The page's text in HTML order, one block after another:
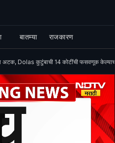
बातम्या राजकारण
अटक, Dolas कुटुंबाची 14 कोटींची फसवणूक